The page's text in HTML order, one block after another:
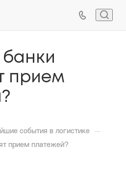
банки
прием
события в логистике —
прием платежей?